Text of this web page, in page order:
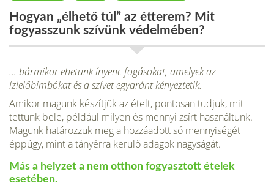
Hogyan „élhető túl” az étterem? Mit
fogyasszunk szívünk védelmében?
… bármikor ehetünk ínyenc fogásokat, amelyek az
ízlelőbimbókat és a szívet egyaránt kényeztetik.
Amikor magunk készítjük az ételt, pontosan tud­juk, mit
tettünk bele, például milyen és mennyi zsírt használtunk.
Magunk határozzuk meg a hoz­záadott só mennyiségét
éppúgy, mint a tányérra kerülő adagok nagyságát.
Más a helyzet a nem otthon fogyasztott ételek
esetében.